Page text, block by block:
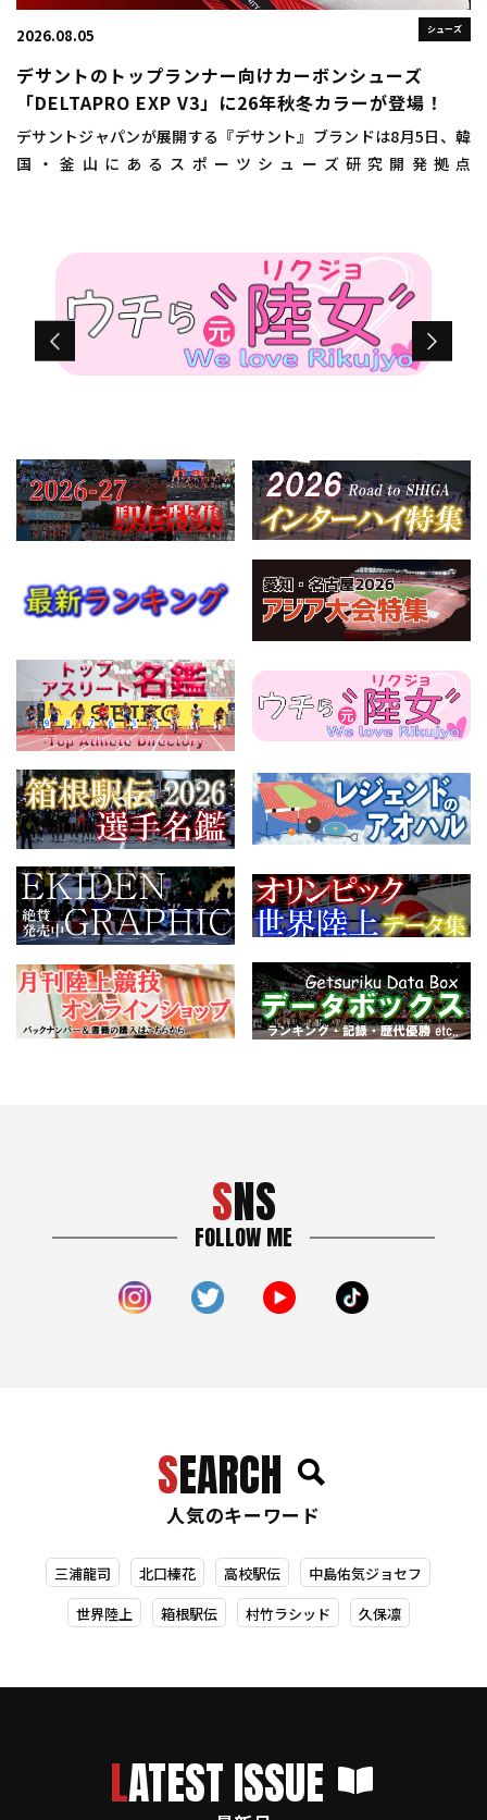
シューズ
2026.08.05
デサントのトップランナー向けカーボンシューズ
「DELTAPRO EXP V3」に26年秋冬カラーが登場！
デサントジャパンが展開する『デサント』ブランドは8月5日、韓
国・釜山にあるスポーツシューズ研究開発拠点
SNS
FOLLOW ME
SEARCH
人気のキーワード
三浦龍司 北口榛花 高校駅伝 中島佑気ジョセフ
世界陸上 箱根駅伝 村竹ラシッド 久保凛
LATEST ISSUE